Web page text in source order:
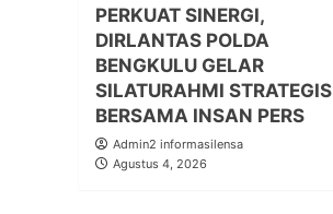
PERKUAT SINERGI,
DIRLANTAS POLDA
BENGKULU GELAR
SILATURAHMI STRATEGIS
BERSAMA INSAN PERS
Admin2 informasilensa
Agustus 4, 2026